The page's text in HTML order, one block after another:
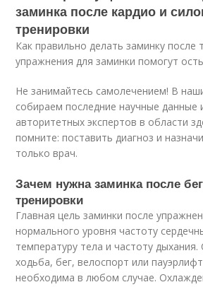
заминка после кардио и
тренировки
Как правильно делать заминку после
упражнения для заминки помогут
Не занимайтесь самолечением! В
собираем последние научные данные
авторитетных экспертов в области
помните: поставить диагноз и
только врач.
Зачем нужна заминка после
тренировки
Главная цель заминки после
нормального уровня частоту
температуру тела и частоту дыхания.
ходьба, бег, велоспорт или
необходима в любом случае.